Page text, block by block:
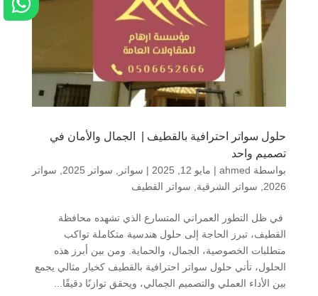
حلول سواتر احترافية بالقطيف | الجمال والأمان في
تصميم واحد
بواسطة ahmed
| مايو 12, 2025 | سواتر , سواتر 2025 , سواتر
2026
, سواتر الشرقية, سواتر القطيف
في ظل التطور العمراني المتسارع الذي تشهده محافظة
القطيف، تبرز الحاجة إلى حلول هندسية متكاملة تواكب
متطلبات الخصوصية، الجمال، والحماية. ومن بين أبرز هذه
الحلول، تأتي حلول سواتر احترافية بالقطيف كخيار مثالي يجمع
بين الأداء العملي والتصميم الجمالي، ويحقق توازنًا دقيقًا...